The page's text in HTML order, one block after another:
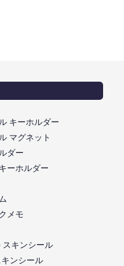
キーホルダー
マグネット
ダー
ーホルダー
メモ
キンシール
ンシール